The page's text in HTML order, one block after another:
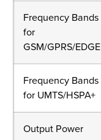
Frequency Bands
for
GSM/GPRS/EDGE
Frequency Bands
for UMTS/HSPA+
Output Power